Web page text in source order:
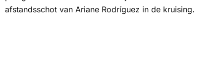
afstandsschot van Ariane Rodríguez in de kruising.